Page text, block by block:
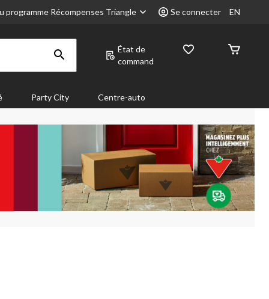
programme Récompenses Triangle Se connecter EN
État de
command
Party City Centre-auto